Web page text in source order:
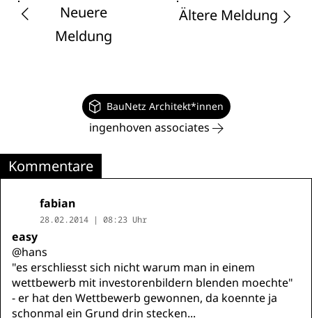
Neuere
Meldung
Ältere Meldung
BauNetz Architekt*innen
ingenhoven associates
Kommentare
fabian
28.02.2014 | 08:23 Uhr
easy
@hans
"es erschliesst sich nicht warum man in einem
wettbewerb mit investorenbildern blenden moechte"
- er hat den Wettbewerb gewonnen, da koennte ja
schonmal ein Grund drin stecken...